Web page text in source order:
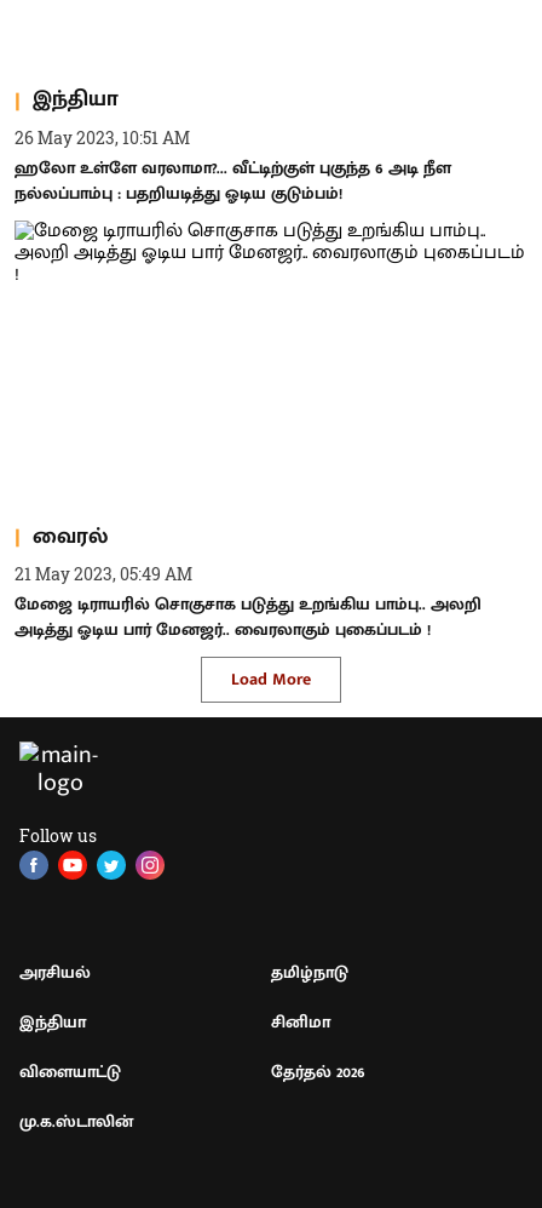
இந்தியா
26 May 2023, 10:51 AM
ஹலோ உள்ளே வரலாமா?... வீட்டிற்குள் புகுந்த 6 அடி நீள
நல்லப்பாம்பு : பதறியடித்து ஓடிய குடும்பம்!
வைரல்
21 May 2023, 05:49 AM
மேஜை டிராயரில் சொகுசாக படுத்து உறங்கிய பாம்பு.. அலறி
அடித்து ஓடிய பார் மேனஜர்.. வைரலாகும் புகைப்படம் !
Load More
Follow us
அரசியல்
தமிழ்நாடு
இந்தியா
சினிமா
விளையாட்டு
தேர்தல் 2026
மு.க.ஸ்டாலின்